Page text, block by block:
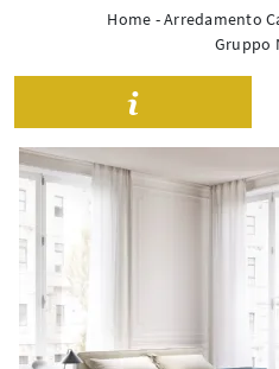
Home -Arredamento
Gruppo